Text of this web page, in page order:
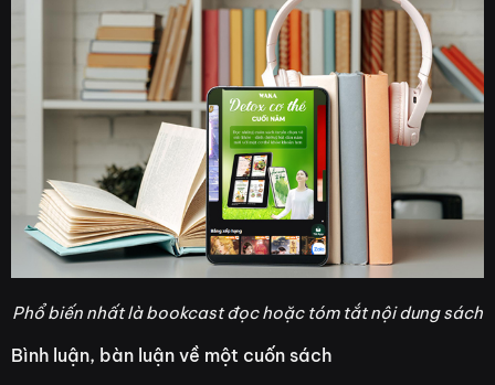
Phổ biến nhất là bookcast đọc hoặc tóm tắt nội dung sách
Bình luận, bàn luận về một cuốn sách